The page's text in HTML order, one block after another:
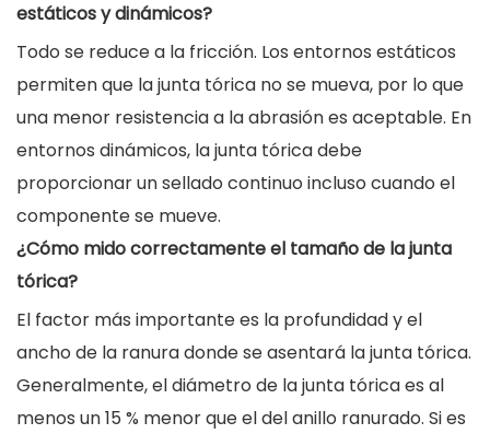
estáticos y dinámicos?
Todo se reduce a la fricción. Los entornos estáticos
permiten que la junta tórica no se mueva, por lo que
una menor resistencia a la abrasión es aceptable. En
entornos dinámicos, la junta tórica debe
proporcionar un sellado continuo incluso cuando el
componente se mueve.
¿Cómo mido correctamente el tamaño de la junta
tórica?
El factor más importante es la profundidad y el
ancho de la ranura donde se asentará la junta tórica.
Generalmente, el diámetro de la junta tórica es al
menos un 15 % menor que el del anillo ranurado. Si es